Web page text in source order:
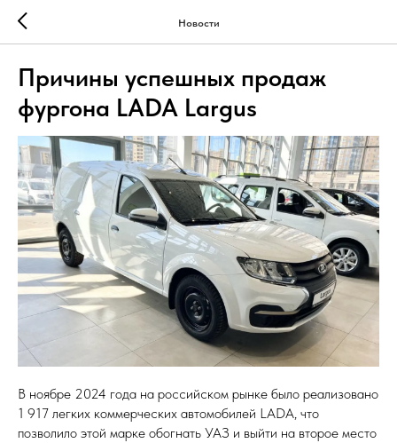
Новости
Причины успешных продаж
фургона LADA Largus
В ноябре 2024 года на российском рынке было реализовано
1 917 легких коммерческих автомобилей LADA, что
позволило этой марке обогнать УАЗ и выйти на второе место